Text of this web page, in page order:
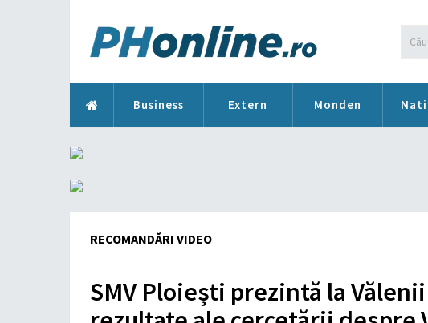
Business Extern Monden
RECOMANDĂRI VIDEO
SMV Ploiești prezintă la